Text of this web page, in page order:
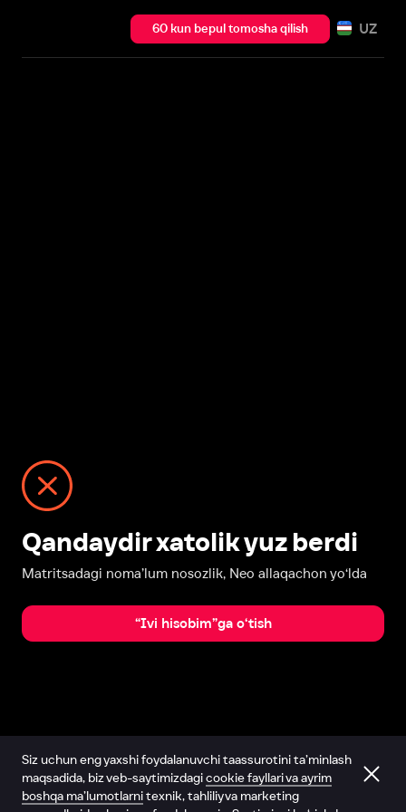
60 kun bepul tomosha qilish UZ
Qandaydir xatolik yuz berdi
Matritsadagi noma’lum nosozlik, Neo allaqachon yo‘lda
“Ivi hisobim”ga o‘tish
Siz uchun eng yaxshi foydalanuvchi taassurotini ta’minlash
maqsadida, biz veb-saytimizdagicookie fayllari va ayrim
boshqa ma’lumotlarnitexnik, tahliliy va marketing